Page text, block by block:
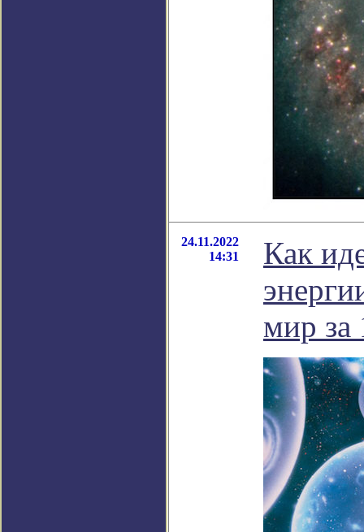
24.11.2022
14:31
Как
мир за